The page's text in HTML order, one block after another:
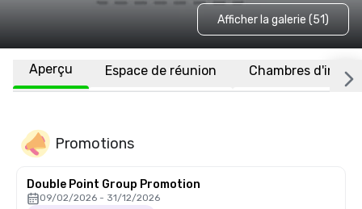
Afficher la galerie (51)
Aperçu Espace de réunion Chambres
Promotions
Double Point Group Promotion
09/02/2026 - 31/12/2026